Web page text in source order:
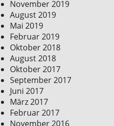
November 2019
August 2019
Mai 2019
Februar 2019
Oktober 2018
August 2018
Oktober 2017
September 2017
Juni 2017
März 2017
Februar 2017
November 2016